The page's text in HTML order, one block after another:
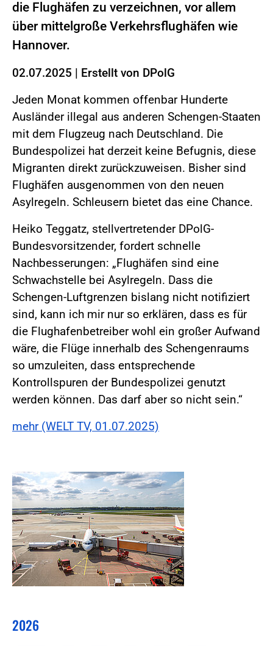
die Flughäfen zu verzeichnen, vor allem
über mittelgroße Verkehrsflughäfen wie
Hannover.
02.07.2025 | Erstellt von DPolG
Jeden Monat kommen offenbar Hunderte
Ausländer illegal aus anderen Schengen-Staaten
mit dem Flugzeug nach Deutschland. Die
Bundespolizei hat derzeit keine Befugnis, diese
Migranten direkt zurückzuweisen. Bisher sind
Flughäfen ausgenommen von den neuen
Asylregeln. Schleusern bietet das eine Chance.
Heiko Teggatz, stellvertretender DPolG-
Bundesvorsitzender, fordert schnelle
Nachbesserungen: „Flughäfen sind eine
Schwachstelle bei Asylregeln. Dass die
Schengen-Luftgrenzen bislang nicht notifiziert
sind, kann ich mir nur so erklären, dass es für
die Flughafenbetreiber wohl ein großer Aufwand
wäre, die Flüge innerhalb des Schengenraums
so umzuleiten, dass entsprechende
Kontrollspuren der Bundespolizei genutzt
werden können. Das darf aber so nicht sein.“
mehr (WELT TV, 01.07.2025)
2026